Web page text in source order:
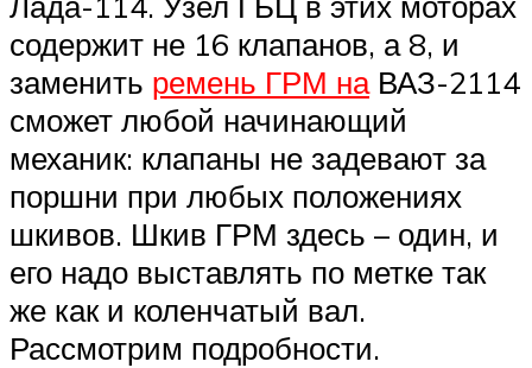
содержит не 16 клапанов, а 8, и
заменить ремень ГРМ наВАЗ-2114
сможет любой начинающий
механик: клапаны не задевают за
поршни при любых положениях
шкивов. Шкив ГРМ здесь – один, и
его надо выставлять по метке так
же как и коленчатый вал.
Рассмотрим подробности.